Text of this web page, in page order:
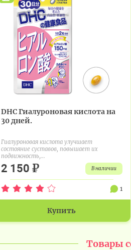
DHC Гиалуроновая кислота на
30 дней.
Гиалуроновая кислота улучшает
состояние суставов, повышает их
подвижность,...
2 150 ₽ в наличии
1
Купить
Товары